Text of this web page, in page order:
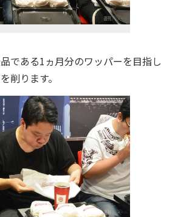
である1ヵ月分のワッパーを目指し
削ります。